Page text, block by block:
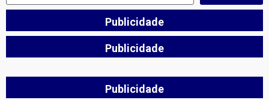
Publicidade
Publicidade
Publicidade